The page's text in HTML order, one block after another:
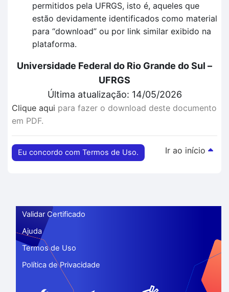
permitidos pela UFRGS, isto é, aqueles que
estão devidamente identificados como material
para “download” ou por link similar exibido na
plataforma.
Universidade Federal do Rio Grande do Sul –
UFRGS
Última atualização: 14/05/2026
Clique aqui para fazer o download deste documento
em PDF.
Eu concordo com Termos de Uso. Ir ao início
Validar Certificado
Ajuda
Termos de Uso
Política de Privacidade